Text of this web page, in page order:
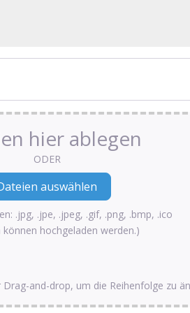
hier ablegen
ODER
.jpg, .jpe, .jpeg, .gif, .png, .bmp, .ico
können hochgeladen werden.)
and-drop, um die Reihenfolge zu